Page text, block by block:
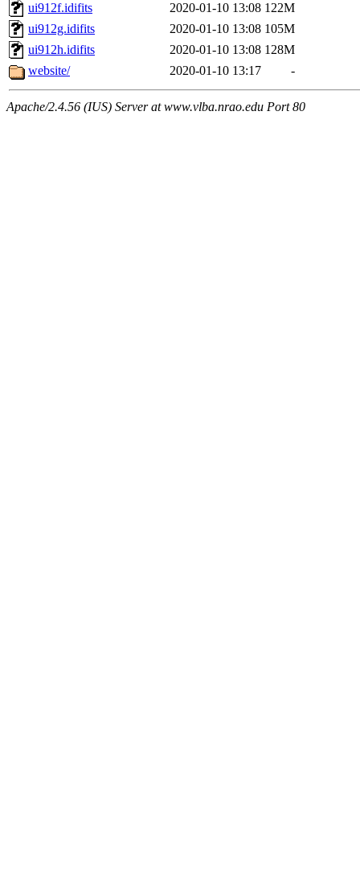
ui912f.idifits
2020-01-10 13:08 122M
ui912g.idifits
2020-01-10 13:08 105M
ui912h.idifits
2020-01-10 13:08 128M
website/
2020-01-10 13:17 -
Apache/2.4.56 (IUS) Server at www.vlba.nrao.edu Port 80